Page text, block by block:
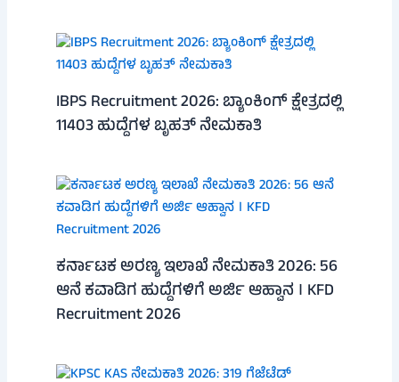
IBPS Recruitment 2026: ಬ್ಯಾಂಕಿಂಗ್ ಕ್ಷೇತ್ರದಲ್ಲಿ
11403 ಹುದ್ದೆಗಳ ಬೃಹತ್ ನೇಮಕಾತಿ
ಕರ್ನಾಟಕ ಅರಣ್ಯ ಇಲಾಖೆ ನೇಮಕಾತಿ 2026: 56
ಆನೆ ಕವಾಡಿಗ ಹುದ್ದೆಗಳಿಗೆ ಅರ್ಜಿ ಆಹ್ವಾನ । KFD
Recruitment 2026